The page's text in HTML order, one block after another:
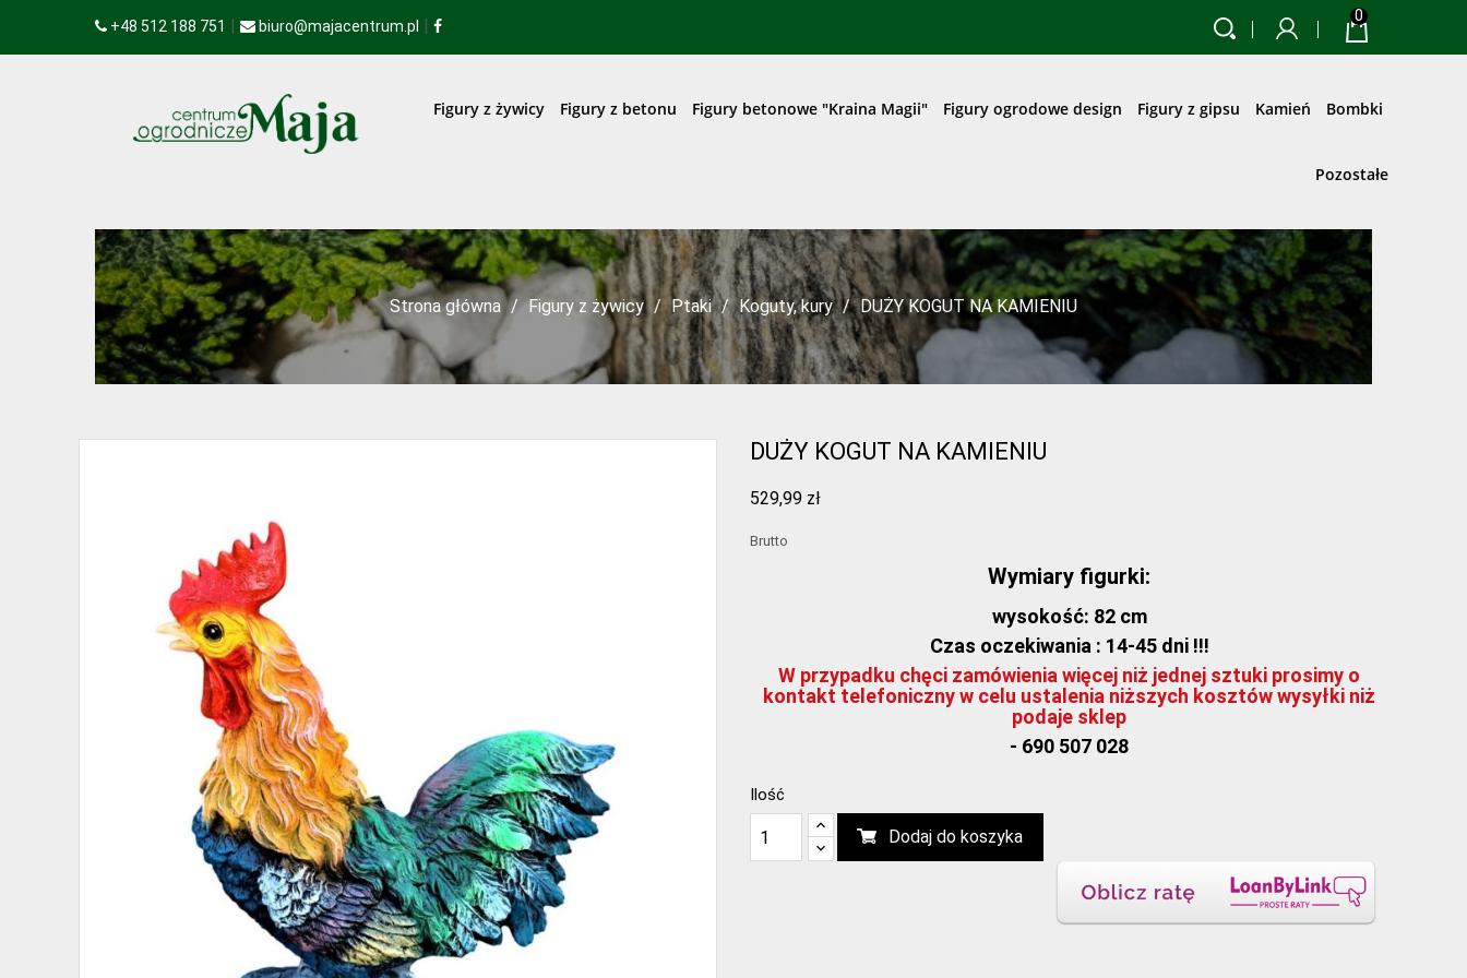
+48 512 188 751 | biuro@majacentrum.pl | 0
Figury z żywicy Figury z betonu Figury betonowe "Kraina Magii" Figury ogrodowe design Figury z gipsu Kamień Bombki
Pozostałe
Strona główna Figury z żywicy Ptaki Koguty, kury DUŻY KOGUT NA KAMIENIU
DUŻY KOGUT NA KAMIENIU
529,99 zł
Brutto
Wymiary figurki:
wysokość: 82 cm
Czas oczekiwania : 14-45 dni !!!
W przypadku chęci zamówienia więcej niż jednej sztuki prosimy o
kontakt telefoniczny w celu ustalenia niższych kosztów wysyłki niż
podaje sklep
- 690 507 028
Ilość
Dodaj do koszyka